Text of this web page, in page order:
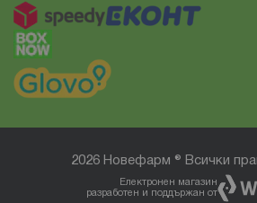
2026 Новефарм ® Всички
Електронен магазин
разработен и поддържан от